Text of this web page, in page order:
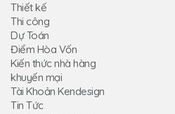
Thiết kế
Thi công
Dự Toán
Điểm Hòa Vốn
Kiến thức nhà hàng
khuyến mại
Tài Khoản Kendesign
Tin Tức